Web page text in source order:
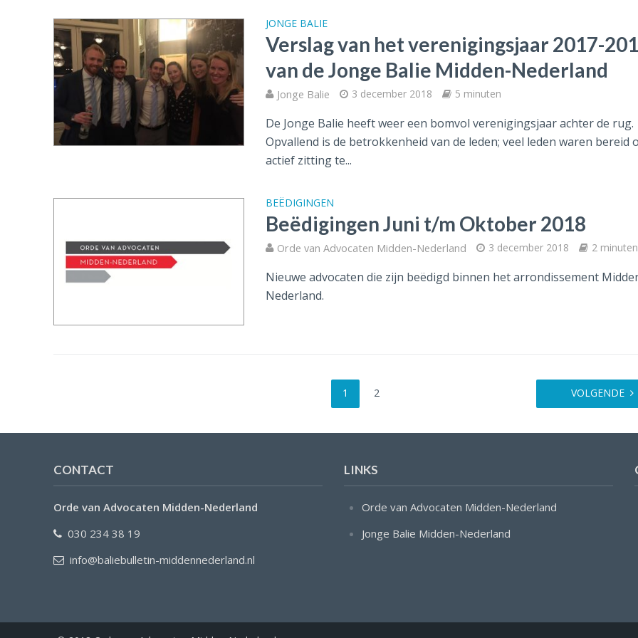
JONGE BALIE
Verslag van het verenigingsjaar 2017-
van de Jonge Balie Midden-Nederland
Jonge Balie 3 december 2018 5 minuten
De Jonge Balie heeft weer een bomvol verenigingsjaar achter de rug.
Opvallend is de betrokkenheid van de leden; veel leden waren bereid
actief zitting te...
BEËDIGINGEN
Beëdigingen Juni t/m Oktober 2018
Orde van Advocaten Midden-Nederland 3 december 2018 2 minuten
Nieuwe advocaten die zijn beëdigd binnen het arrondissement
Nederland.
1 2 VOLGENDE
CONTACT
Orde van Advocaten Midden-Nederland
030 234 38 19
info@baliebulletin-middennederland.nl
LINKS
Orde van Advocaten Midden-Nederland
Jonge Balie Midden-Nederland